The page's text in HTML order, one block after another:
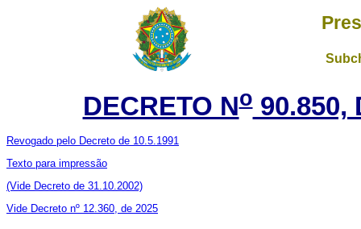
DECRETO No90.850,
Revogado pelo Decreto de 10.5.1991
Texto para impressão
(Vide Decreto de 31.10.2002)
Vide Decreto nº 12.360, de 2025